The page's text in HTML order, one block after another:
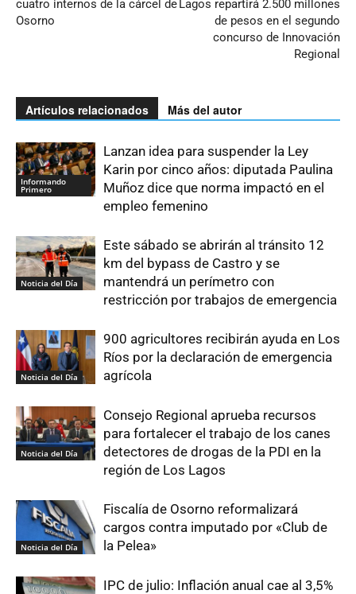
cuatro internos de la cárcel de
Osorno
Lagos repartirá 2.500 millones
de pesos en el segundo
concurso de Innovación
Regional
Artículos relacionados Más del autor
Informando
Primero
Lanzan idea para suspender la Ley
Karin por cinco años: diputada Paulina
Muñoz dice que norma impactó en el
empleo femenino
Noticia del Día
Este sábado se abrirán al tránsito 12
km del bypass de Castro y se
mantendrá un perímetro con
restricción por trabajos de emergencia
Noticia del Día
900 agricultores recibirán ayuda en Los
Ríos por la declaración de emergencia
agrícola
Noticia del Día
Consejo Regional aprueba recursos
para fortalecer el trabajo de los canes
detectores de drogas de la PDI en la
región de Los Lagos
Noticia del Día
Fiscalía de Osorno reformalizará
cargos contra imputado por «Club de
la Pelea»
IPC de julio: Inflación anual cae al 3,5%